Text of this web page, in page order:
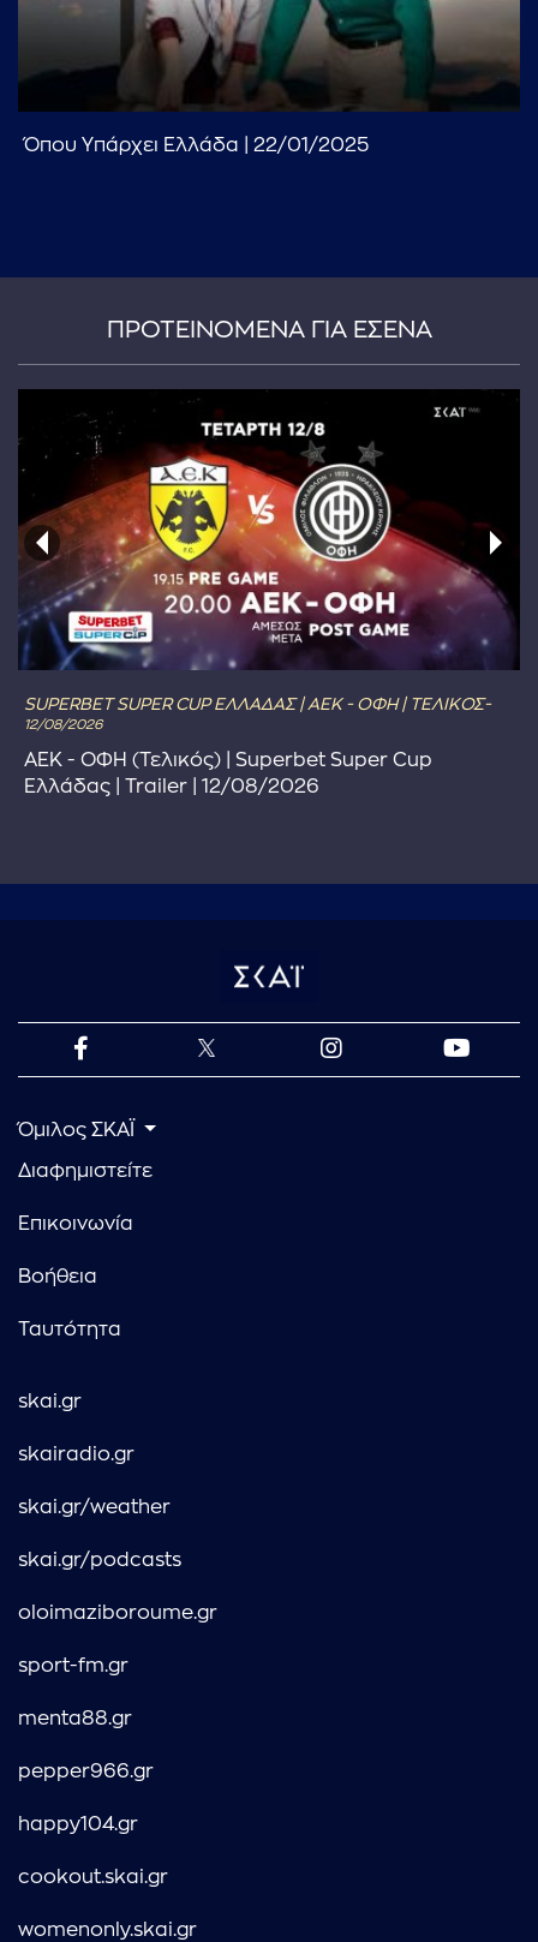
Όπου Υπάρχει Ελλάδα | 22/01/2025
ΠΡΟΤΕΙΝΟΜΕΝΑ ΓΙΑ ΕΣΕΝΑ
SUPERBET SUPER CUP ΕΛΛΑΔΑΣ | ΑΕΚ - ΟΦΗ | ΤΕΛΙΚΟΣ-
12/08/2026
ΑΕΚ - ΟΦΗ (Τελικός) | Superbet Super Cup
Ελλάδας | Trailer | 12/08/2026
Όμιλος ΣΚΑΪ
Διαφημιστείτε
Επικοινωνία
Βοήθεια
Ταυτότητα
skai.gr
skairadio.gr
skai.gr/weather
skai.gr/podcasts
oloimaziboroume.gr
sport-fm.gr
menta88.gr
pepper966.gr
happy104.gr
cookout.skai.gr
womenonly.skai.gr